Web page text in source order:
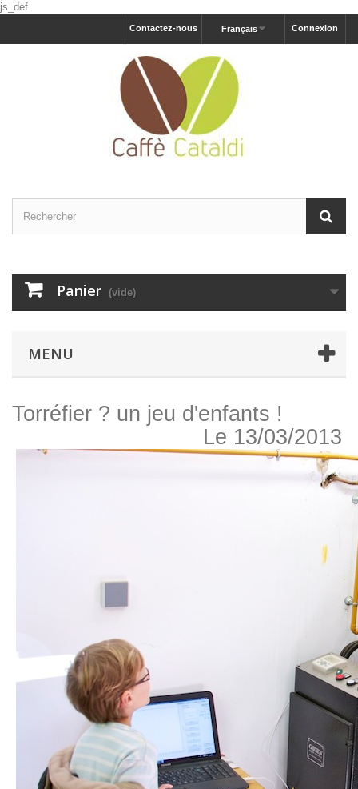
js_def
Connexion
Français
Contactez-nous
Panier (vide)
MENU
Torréfier ? un jeu d'enfants !
Le 13/03/2013